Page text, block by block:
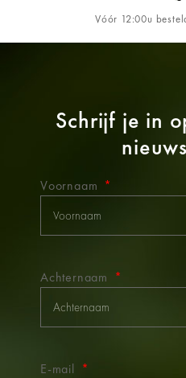
Vóór 12:00u
Schrijf je in
Voornaam
Achternaam
E-mail